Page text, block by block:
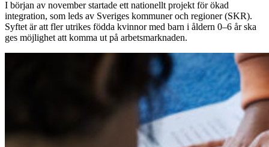
I början av november startade ett nationellt projekt för ökad
integration, som leds av Sveriges kommuner och regioner (SKR).
Syftet är att fler utrikes födda kvinnor med barn i åldern 0–6 år ska
ges möjlighet att komma ut på arbetsmarknaden.